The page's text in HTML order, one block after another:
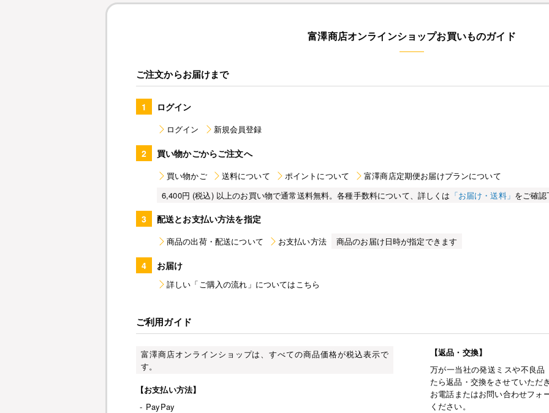
富澤商店オンラインショップお買いものガイド
ご注文からお届けまで
1 ログイン
ログイン 新規会員登録
2 買い物かごからご注文へ
買い物かご 送料について ポイントについて
富澤商店定期便お届けプランについて
6,400円 (税込) 以上のお買い物で通常送料無料。各種手数料について、詳しくは 「お届け・送料」 をご確
3 配送とお支払い方法を指定
商品の出荷・配送について お支払い方法 商品のお届け日時が指定できます
4 お届け
詳しい「ご購入の流れ」についてはこちら
ご利用ガイド
富澤商店オンラインショップは、すべての商品価格が税込表示で
す。
【お支払い方法】
- PayPay
【返品・交換】
万が一当社の発送ミスや不良
たら返品・交換をさせていただ
お電話またはお問い合わせフォ
ください。